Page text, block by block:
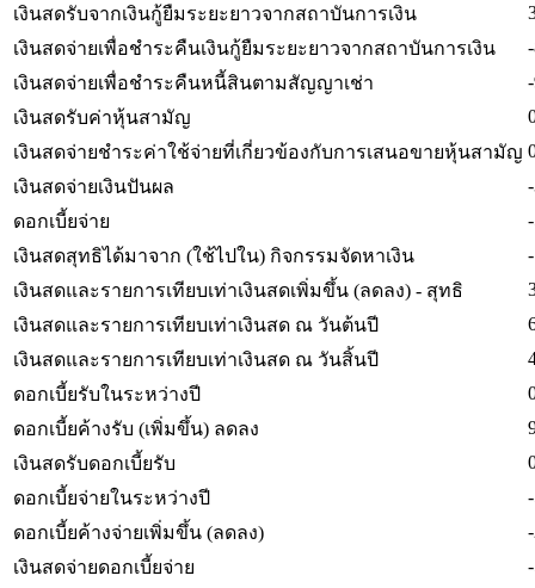
เงินสดรับจากเงินกู้ยืมระยะยาวจากสถาบันการเงิน
เงินสดจ่ายเพื่อชำระคืนเงินกู้ยืมระยะยาวจากสถาบันการเงิน
เงินสดจ่ายเพื่อชำระคืนหนี้สินตามสัญญาเช่า
เงินสดรับค่าหุ้นสามัญ
เงินสดจ่ายชำระค่าใช้จ่ายที่เกี่ยวข้องกับการเสนอขายหุ้นสามัญ
เงินสดจ่ายเงินปันผล
ดอกเบี้ยจ่าย
เงินสดสุทธิได้มาจาก (ใช้ไปใน) กิจกรรมจัดหาเงิน
เงินสดและรายการเทียบเท่าเงินสดเพิ่มขึ้น (ลดลง) - สุทธิ
เงินสดและรายการเทียบเท่าเงินสด ณ วันต้นปี
เงินสดและรายการเทียบเท่าเงินสด ณ วันสิ้นปี
ดอกเบี้ยรับในระหว่างปี
ดอกเบี้ยค้างรับ (เพิ่มขึ้น) ลดลง
เงินสดรับดอกเบี้ยรับ
ดอกเบี้ยจ่ายในระหว่างปี
ดอกเบี้ยค้างจ่ายเพิ่มขึ้น (ลดลง)
เงินสดจ่ายดอกเบี้ยจ่าย